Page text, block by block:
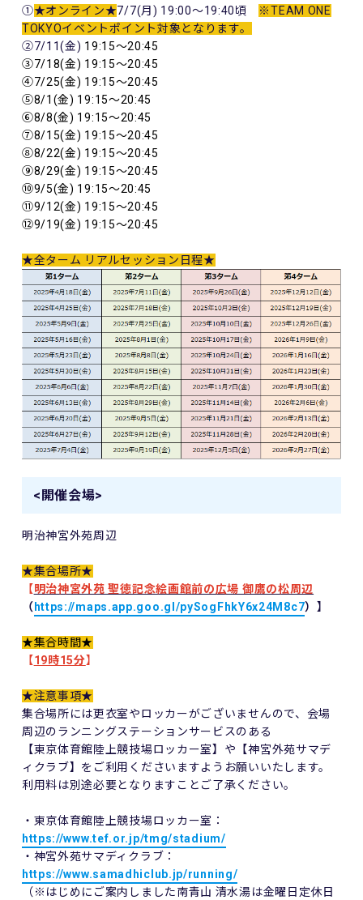
①★オンライン★7/7(月) 19:00～19:40頃 ※TEAM ONE
TOKYOイベントポイント対象となります。
②7/11(金) 19:15～20:45
③7/18(金) 19:15～20:45
④7/25(金) 19:15～20:45
⑤8/1(金) 19:15～20:45
⑥8/8(金) 19:15～20:45
⑦8/15(金) 19:15～20:45
⑧8/22(金) 19:15～20:45
⑨8/29(金) 19:15～20:45
⑩9/5(金) 19:15～20:45
⑪9/12(金) 19:15～20:45
⑫9/19(金) 19:15～20:45
★全ターム リアルセッション 日程★
<開催会場>
明治神宮外苑周辺
★集合場所★
【明治神宮外苑 聖徳記念絵画館前の広場 御鷹の松周辺
（ https://maps.app.goo.gl/pySogFhkY6x24M8c7） 】
★集合時間★
【19時15分】
★注意事項★
集合場所には更衣室やロッカーがございませんので、会場
周辺のランニングステーションサービスのある
【東京体育館陸上競技場ロッカー室】や【神宮外苑サマデ
ィクラブ】をご利用くださいますようお願いいたします。
利用料は別途必要となりますことご了承ください。
・東京体育館陸上競技場ロッカー室：
https://www.tef.or.jp/tmg/stadium/
・神宮外苑サマディクラブ：
https://www.samadhiclub.jp/running/
（※はじめにご案内しました南青山 清水湯は金曜日定休日